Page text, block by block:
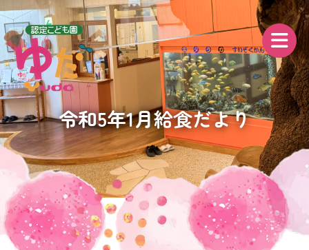
令和5年1月給食だより